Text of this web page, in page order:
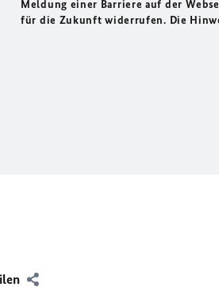
Meldung einer Barriere auf der
für die Zukunft widerrufen. Die